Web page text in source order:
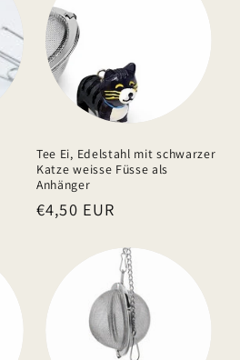
Tee Ei, Edelstahl mit schwarzer
Katze weisse Füsse als
Anhänger
Normaler
€4,50 EUR